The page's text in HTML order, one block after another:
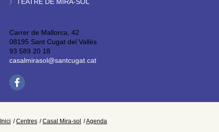
TEATRE DE MIRA-SOL
Carrer de Mallorca, 42
08195 Sant Cugat del Vallès
93 589 20 18
casalmirasol@santcugat.cat
Inici Centres Casal Mira-sol Agenda